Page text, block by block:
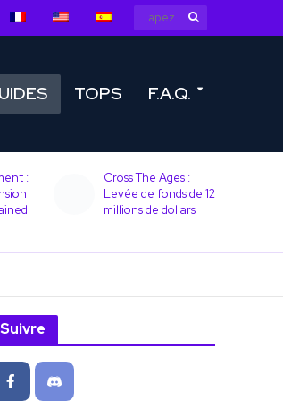
TOPS F.A.Q.
:
Cross The Ages :
Levée de fonds de 12
millions de dollars